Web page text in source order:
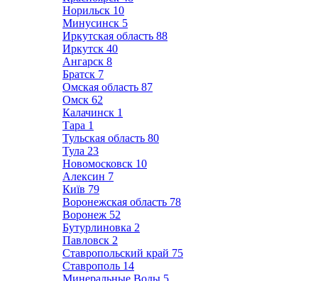
Норильск 10
Минусинск 5
Иркутская область 88
Иркутск 40
Ангарск 8
Братск 7
Омская область 87
Омск 62
Калачинск 1
Тара 1
Тульская область 80
Тула 23
Новомосковск 10
Алексин 7
Київ 79
Воронежская область 78
Воронеж 52
Бутурлиновка 2
Павловск 2
Ставропольский край 75
Ставрополь 14
Минеральные Воды 5